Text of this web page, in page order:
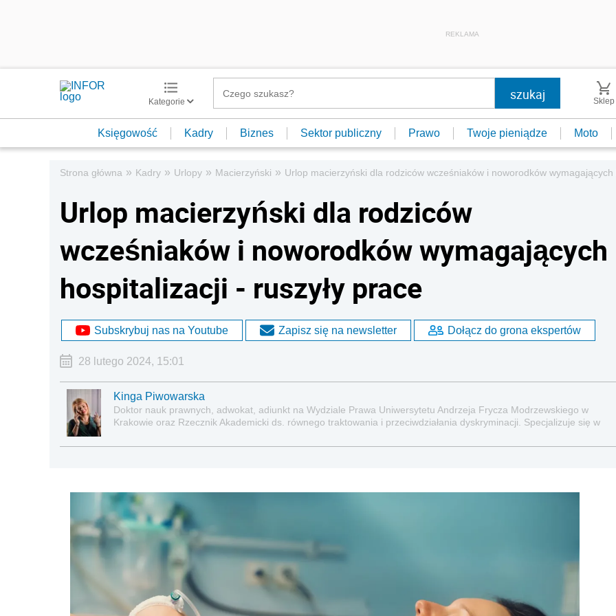
REKLAMA
Kategorie Sklep
Księgowość Kadry Biznes Sektor publiczny Prawo Twoje pieniądze Moto
Strona główna » Kadry » Urlopy » Macierzyński » Urlop macierzyński dla rodziców wcześniaków i noworodków wymagających
Urlop macierzyński dla rodziców
wcześniaków i noworodków wymagających
hospitalizacji - ruszyły prace
Subskrybuj nas na Youtube Zapisz się na newsletter Dołącz do grona ekspertów
28 lutego 2024, 15:01
Kinga Piwowarska
Doktor nauk prawnych, adwokat, adiunkt na Wydziale Prawa Uniwersytetu Andrzeja Frycza Modrzewskiego w
Krakowie oraz Rzecznik Akademicki ds. równego traktowania i przeciwdziałania dyskryminacji. Specjalizuje się w
socjalną.